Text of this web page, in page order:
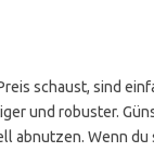
schaust, sind
und robuster.
abnutzen. Wenn